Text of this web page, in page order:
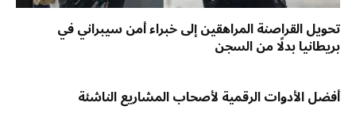
تحويل القراصنة المراهقين إلى خبراء أمن سيبراني في
بريطانيا بدلًا من السجن
أفضل الأدوات الرقمية لأصحاب المشاريع الناشئة